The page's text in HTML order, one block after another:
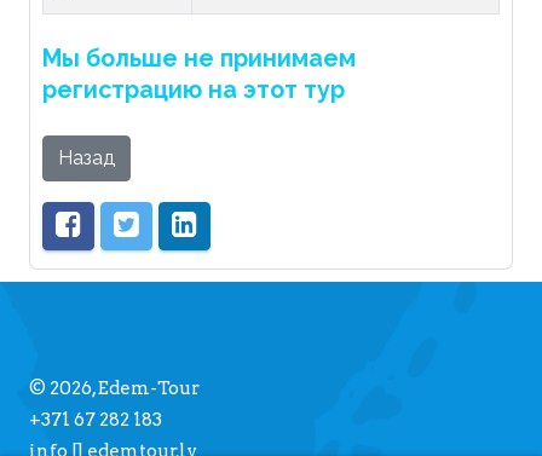
Мы больше не принимаем
регистрацию на этот тур
Назад
© 2026, Edem-Tour
+371 67 282 183
info [] edemtour.lv